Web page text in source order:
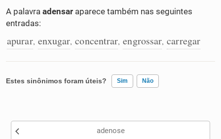
Cata-letras
Caça-palavras
A palavra adensar aparece também nas seguintes
entradas:
apurar, enxugar, concentrar, engrossar, carregar
Estes sinônimos foram úteis? Sim Não
Nenhum dos sinônimos apresentados me ajudou
adenose